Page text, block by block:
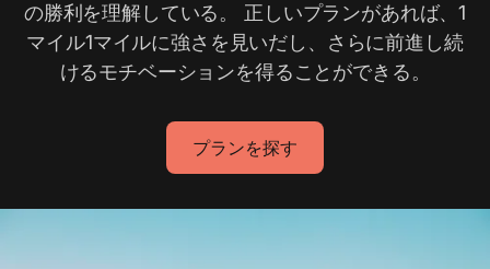
の勝利を理解している。 正しいプランがあれば、1
マイル1マイルに強さを見いだし、さらに前進し続
けるモチベーションを得ることができる。
プランを探す